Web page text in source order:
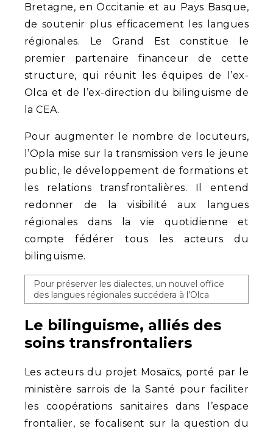
Bretagne, en Occitanie et au Pays Basque,
de soutenir plus efficacement les langues
régionales. Le Grand Est constitue le
premier partenaire financeur de cette
structure, qui réunit les équipes de l’ex-
Olca et de l’ex-direction du bilinguisme de
la CEA.
Pour augmenter le nombre de locuteurs,
l’Opla mise sur la transmission vers le jeune
public, le développement de formations et
les relations transfrontalières. Il entend
redonner de la visibilité aux langues
régionales dans la vie quotidienne et
compte fédérer tous les acteurs du
bilinguisme.
Pour préserver les dialectes, un nouvel office
des langues régionales succédera à l’Olca
Le bilinguisme, alliés des
soins transfrontaliers
Les acteurs du projet Mosaïcs, porté par le
ministère sarrois de la Santé pour faciliter
les coopérations sanitaires dans l’espace
frontalier, se focalisent sur la question du